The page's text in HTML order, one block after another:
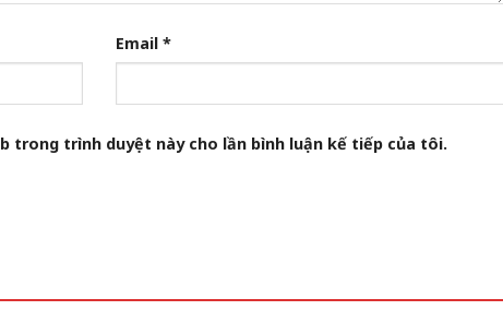
Email *
trong trình duyệt này cho lần bình luận kế tiếp của tôi.